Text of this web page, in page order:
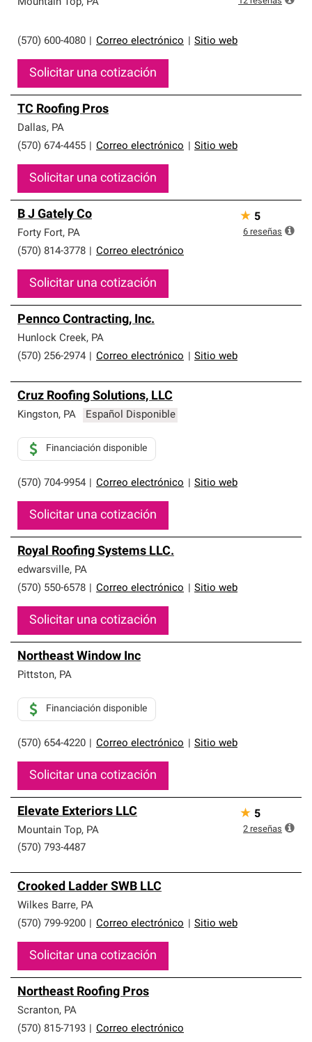
Mountain Top, PA
(570) 600-4080 Correo electrónico Sitio web
Solicitar una cotización
TC Roofing Pros
Dallas, PA
(570) 674-4455
Correo electrónico Sitio web
Solicitar una cotización
B J Gately Co
Forty Fort, PA
(570) 814-3778
Correo electrónico
Solicitar una cotización
★ 5
6 reseñas
Pennco Contracting, Inc.
Hunlock Creek, PA
(570) 256-2974
Correo electrónico Sitio web
Cruz Roofing Solutions, LLC
Kingston, PA Español Disponible
(570) 704-9954 Correo electrónico Sitio web
Financiación disponible
Solicitar una cotización
Royal Roofing Systems LLC.
edwarsville, PA
(570) 550-6578
Correo electrónico Sitio web
Solicitar una cotización
Northeast Window Inc
Pittston, PA
(570) 654-4220 Correo electrónico Sitio web
Financiación disponible
Solicitar una cotización
Elevate Exteriors LLC
Mountain Top, PA
(570) 793-4487
★ 5
2 reseñas
Crooked Ladder SWB LLC
Wilkes Barre, PA
(570) 799-9200
Correo electrónico Sitio web
Solicitar una cotización
Northeast Roofing Pros
Scranton, PA
(570) 815-7193
Correo electrónico